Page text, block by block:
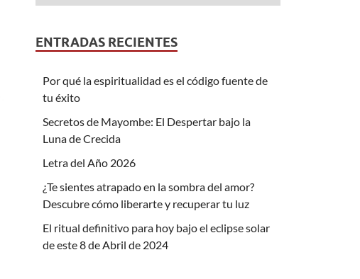
ENTRADAS RECIENTES
Por qué la espiritualidad es el código fuente de
tu éxito
Secretos de Mayombe: El Despertar bajo la
Luna de Crecida
Letra del Año 2026
¿Te sientes atrapado en la sombra del amor?
Descubre cómo liberarte y recuperar tu luz
El ritual definitivo para hoy bajo el eclipse solar
de este 8 de Abril de 2024